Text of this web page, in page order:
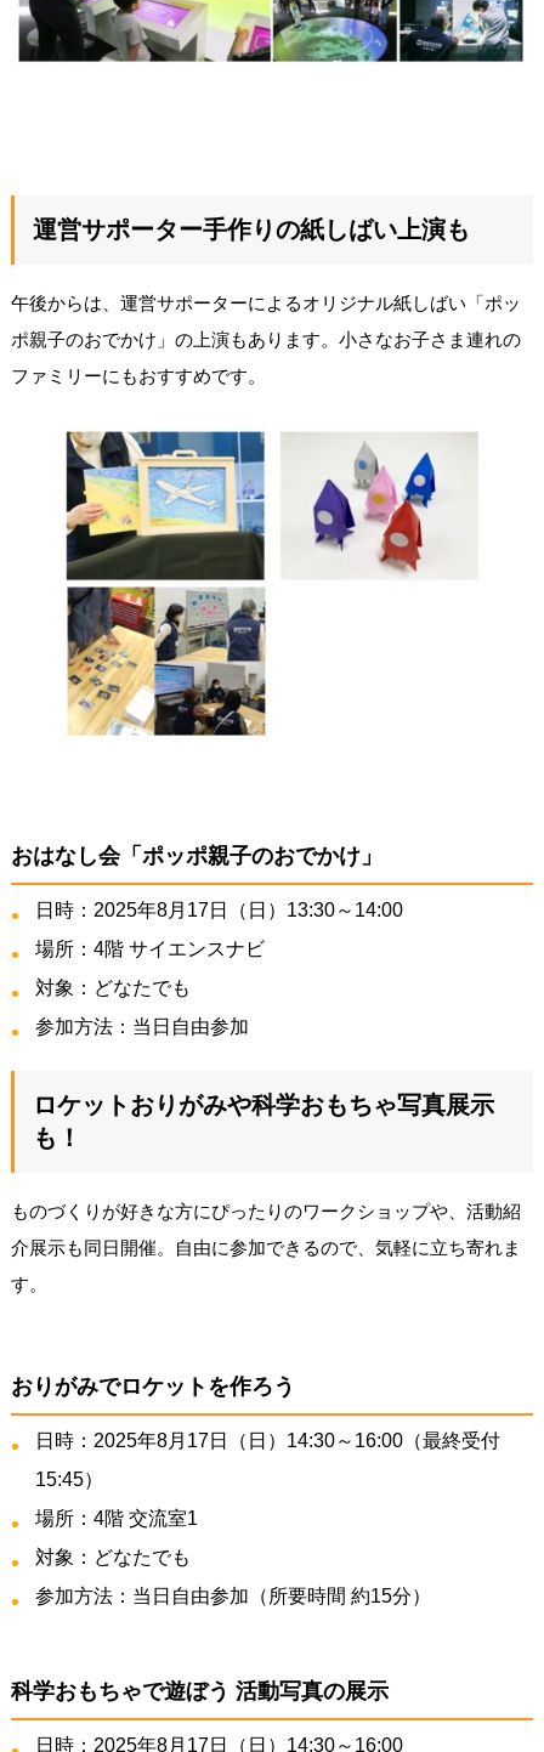
運営サポーター手作りの紙しばい上演も
午後からは、運営サポーターによるオリジナル紙しばい「ポッ
ポ親子のおでかけ」の上演もあります。小さなお子さま連れの
ファミリーにもおすすめです。
おはなし会「ポッポ親子のおでかけ」
日時：2025年8月17日（日）13:30～14:00
場所：4階 サイエンスナビ
対象：どなたでも
参加方法：当日自由参加
ロケットおりがみや科学おもちゃ写真展示
も！
ものづくりが好きな方にぴったりのワークショップや、活動紹
介展示も同日開催。自由に参加できるので、気軽に立ち寄れま
す。
おりがみでロケットを作ろう
日時：2025年8月17日（日）14:30～16:00（最終受付
15:45）
場所：4階 交流室1
対象：どなたでも
参加方法：当日自由参加（所要時間 約15分）
科学おもちゃで遊ぼう 活動写真の展示
日時：2025年8月17日（日）14:30～16:00